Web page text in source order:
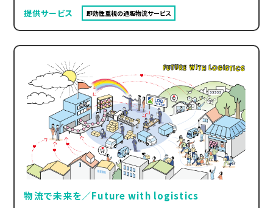
提供サービス 即効性重視の通販物流サービス
物流で未来を／Future with logistics